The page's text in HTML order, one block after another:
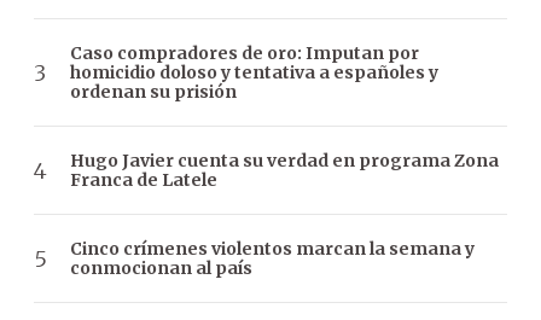
Caso compradores de oro: Imputan por
homicidio doloso y tentativa a españoles y
ordenan su prisión
Hugo Javier cuenta su verdad en programa Zona
Franca de Latele
Cinco crímenes violentos marcan la semana y
conmocionan al país